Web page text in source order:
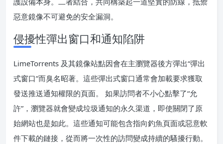
惡意鏡像不可避免的安全漏洞。
侵擾性彈出窗口和通知陷阱
LimeTorrents 及其鏡像站點因會在主瀏覽器後方彈出“彈出
式窗口”而臭名昭著。這些彈出式窗口通常會加載要求獲取
發送推送通知權限的頁面。 如果訪問者不小心點擊了“允
許”，瀏覽器就會變成垃圾通知的永久渠道，即使關閉了原
始網站也是如此。這些通知可能包含指向釣魚頁面或惡意軟
件下載的鏈接，從而將一次性的訪問變成持續的騷擾行動。